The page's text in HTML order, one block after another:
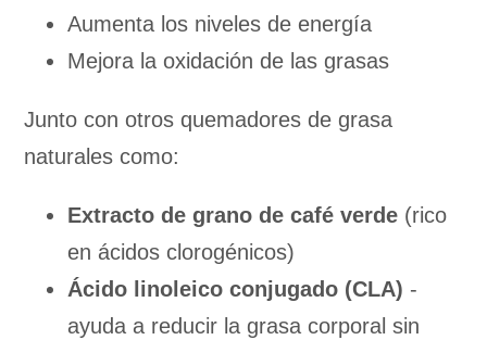
Aumenta los niveles de energía
Mejora la oxidación de las grasas
Junto con otros quemadores de grasa
naturales como:
Extracto de grano de café verde (rico
en ácidos clorogénicos)
Ácido linoleico conjugado (CLA) -
ayuda a reducir la grasa corporal sin